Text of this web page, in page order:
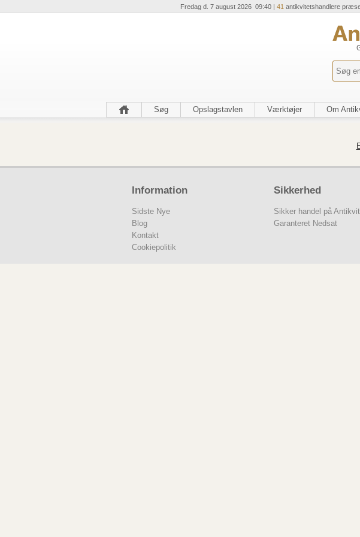
Fredag d. 7 august 2026 09:40 | 41 antikvitetshandlere
Søg Opslagstavlen Værktøjer Om
Information
Sidste Nye
Blog
Kontakt
Cookiepolitik
Sikkerhed
Sikker handel på
Garanteret Nedsat